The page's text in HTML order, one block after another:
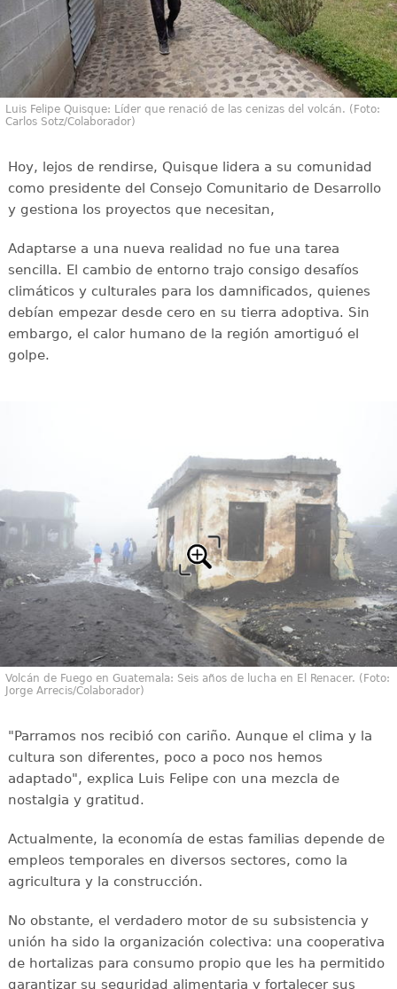
Luis Felipe Quisque: Líder que renació de las cenizas del volcán. (Foto:
Carlos Sotz/Colaborador)
Hoy, lejos de rendirse, Quisque lidera a su comunidad
como presidente del Consejo Comunitario de Desarrollo
y gestiona los proyectos que necesitan,
Adaptarse a una nueva realidad no fue una tarea
sencilla. El cambio de entorno trajo consigo desafíos
climáticos y culturales para los damnificados, quienes
debían empezar desde cero en su tierra adoptiva. Sin
embargo, el calor humano de la región amortiguó el
golpe.
Volcán de Fuego en Guatemala: Seis años de lucha en El Renacer. (Foto:
Jorge Arrecis/Colaborador)
"Parramos nos recibió con cariño. Aunque el clima y la
cultura son diferentes, poco a poco nos hemos
adaptado", explica Luis Felipe con una mezcla de
nostalgia y gratitud.
Actualmente, la economía de estas familias depende de
empleos temporales en diversos sectores, como la
agricultura y la construcción.
No obstante, el verdadero motor de su subsistencia y
unión ha sido la organización colectiva: una cooperativa
de hortalizas para consumo propio que les ha permitido
garantizar su seguridad alimentaria y fortalecer sus